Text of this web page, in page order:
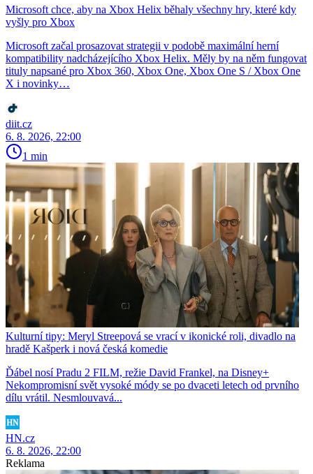
Microsoft chce, aby na Xbox Helix běhaly všechny hry, které kdy
vyšly pro Xbox
Microsoft začal prosazovat strategii v podobě maximální herní
kompatibility nadcházejícího Xbox Helix. Měly by na něm fungovat
tituly napsané pro Xbox 360, Xbox One, Xbox One S / Xbox One
X i novinky…
diit.cz
6. 8. 2026, 22:00
1 min
Kulturní tipy: Meryl Streepová se vrací v ikonické roli, divadlo na
hradě Kašperk i nová česká komedie
Ďábel nosí Pradu 2 FILM, režie David Frankel, na Disney+
Nekompromisní svět vysoké módy se po dvaceti letech od prvního
dílu vrátil. Nesmlouvavá...
HN.cz
6. 8. 2026, 22:00
Reklama